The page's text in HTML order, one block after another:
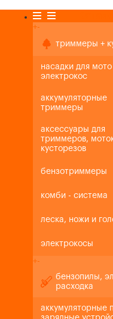
+-
триммеры +
насадки для
электрокос
аккумуляторные
триммеры
аксессуары для
триммеров,
кусторезов
бензотриммеры
комби - система
леска, ножи и
электрокосы
+-
бензопилы,
расходка
аккумуляторные